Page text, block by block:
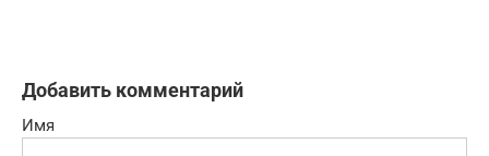
Добавить комментарий
Имя